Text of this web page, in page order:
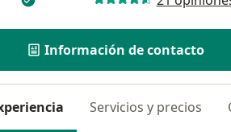
Información de contacto
Servicios y precios